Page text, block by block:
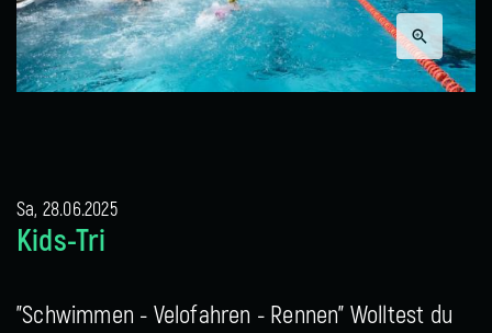
Sa, 28.06.2025
Kids-Tri
"Schwimmen - Velofahren - Rennen" Wolltest du